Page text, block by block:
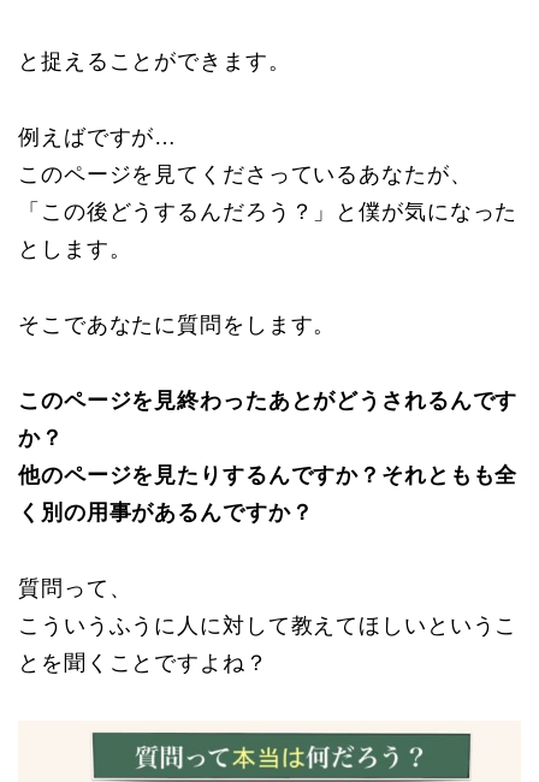
と捉えることができます。
例えばですが…
このページを見てくださっているあなたが、
「この後どうするんだろう？」と僕が気になった
とします。
そこであなたに質問をします。
このページを見終わったあとがどうされるんです
か？
他のページを見たりするんですか？それともも全
く別の用事があるんですか？
質問って、
こういうふうに人に対して教えてほしいというこ
とを聞くことですよね？